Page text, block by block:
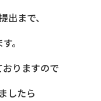
まで、
。
りますので
したら